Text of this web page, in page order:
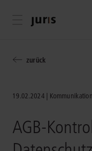
Menü öffnen
zurück
19.02.2024
AGB-